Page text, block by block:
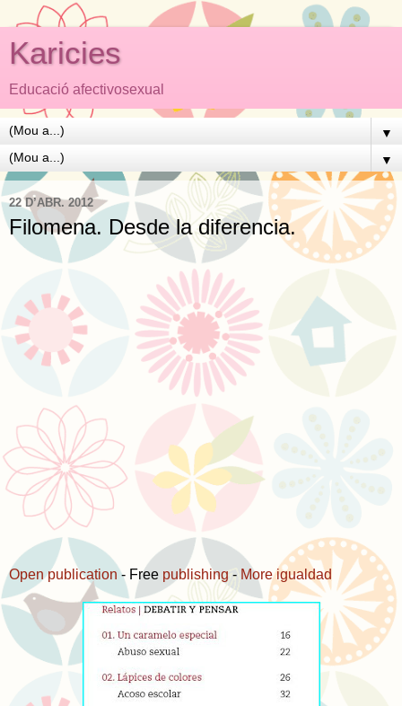
Karicies
Educació afectivosexual
▼
▼
22 D’ABR. 2012
Filomena. Desde la diferencia.
Open publication - Free publishing - More igualdad